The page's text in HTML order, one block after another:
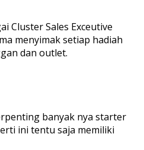
Cluster Sales Exceutive
menyimak setiap hadiah
dan outlet.
banyak nya starter
ini tentu saja memiliki